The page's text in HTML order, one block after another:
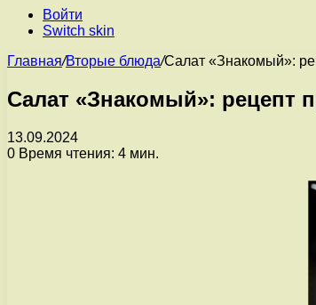
Войти
Switch skin
Главная/Вторые блюда/Салат «Знакомый»:
Салат «Знакомый»: рецепт
13.09.2024
0 Время чтения: 4 мин.